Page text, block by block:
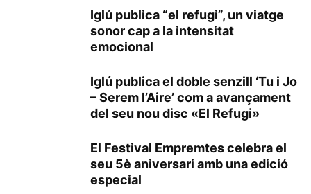
Iglú publica “el refugi”, un viatge
sonor cap a la intensitat
emocional
Iglú publica el doble senzill ‘Tu i Jo
– Serem l’Aire’ com a avançament
del seu nou disc «El Refugi»
El Festival Empremtes celebra el
seu 5è aniversari amb una edició
especial